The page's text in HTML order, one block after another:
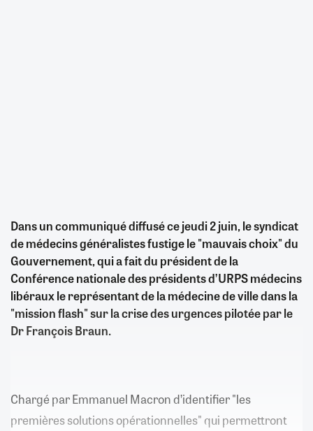
Dans un communiqué diffusé ce jeudi 2 juin, le syndicat
de médecins généralistes fustige le "mauvais choix" du
Gouvernement, qui a fait du président de la
Conférence nationale des présidents d’URPS médecins
libéraux le représentant de la médecine de ville dans la
"mission flash" sur la crise des urgences pilotée par le
Dr François Braun.
Chargé par Emmanuel Macron d’identifier "les
premières solutions opérationnelles" qui permettront